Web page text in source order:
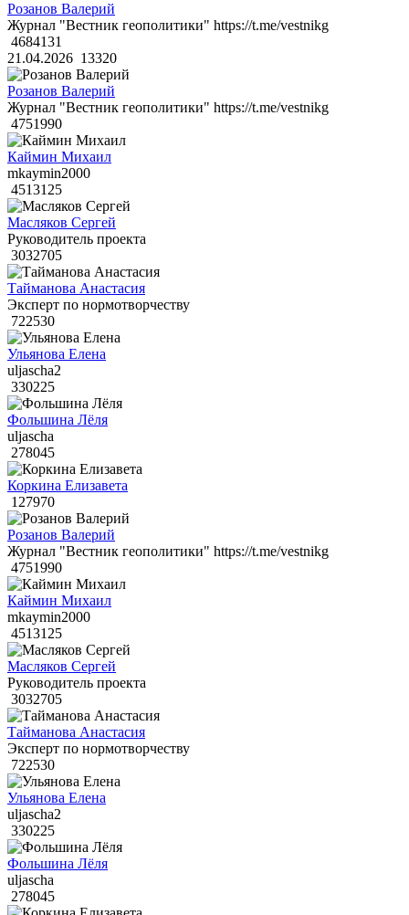
Розанов Валерий
Журнал "Вестник геополитики" https://t.me/vestnikg
4684131
21.04.2026 13320
Розанов Валерий
Журнал "Вестник геополитики" https://t.me/vestnikg
4751990
Каймин Михаил
mkaymin2000
4513125
Масляков Сергей
Руководитель проекта
3032705
Тайманова Анастасия
Эксперт по нормотворчеству
722530
Ульянова Елена
uljascha2
330225
Фольшина Лёля
uljascha
278045
Коркина Елизавета
127970
Розанов Валерий
Журнал "Вестник геополитики" https://t.me/vestnikg
4751990
Каймин Михаил
mkaymin2000
4513125
Масляков Сергей
Руководитель проекта
3032705
Тайманова Анастасия
Эксперт по нормотворчеству
722530
Ульянова Елена
uljascha2
330225
Фольшина Лёля
uljascha
278045